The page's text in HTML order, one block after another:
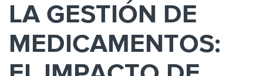
LA GESTIÓN DE
MEDICAMENTOS: